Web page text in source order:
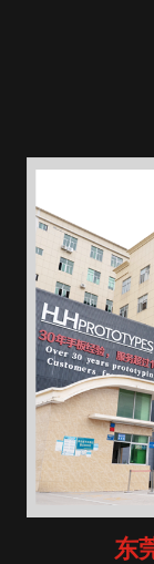
东